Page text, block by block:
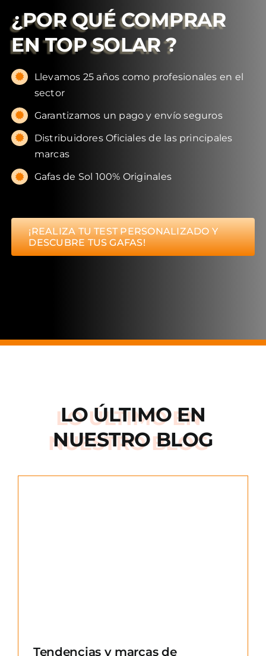
¿POR QUÉ COMPRAR
EN TOP SOLAR ?
Llevamos 25 años como profesionales en el
sector
Garantizamos un pago y envío seguros
Distribuidores Oficiales de las principales
marcas
Gafas de Sol 100% Originales
¡REALIZA TU TEST PERSONALIZADO Y
DESCUBRE TUS GAFAS!
LO ÚLTIMO EN
NUESTRO BLOG
Tendencias y marcas de